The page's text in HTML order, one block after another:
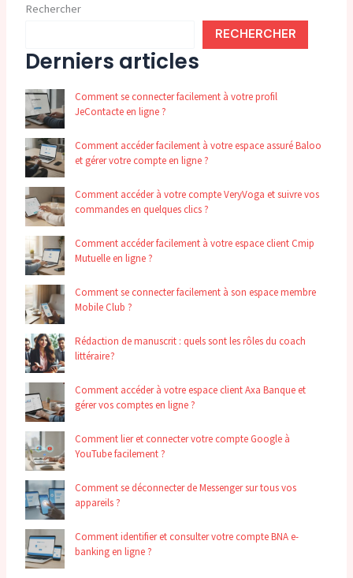
Rechercher
RECHERCHER
Derniers articles
Comment se connecter facilement à votre profil
JeContacte en ligne ?
Comment accéder facilement à votre espace assuré Baloo
et gérer votre compte en ligne ?
Comment accéder à votre compte VeryVoga et suivre vos
commandes en quelques clics ?
Comment accéder facilement à votre espace client Cmip
Mutuelle en ligne ?
Comment se connecter facilement à son espace membre
Mobile Club ?
Rédaction de manuscrit : quels sont les rôles du coach
littéraire ?
Comment accéder à votre espace client Axa Banque et
gérer vos comptes en ligne ?
Comment lier et connecter votre compte Google à
YouTube facilement ?
Comment se déconnecter de Messenger sur tous vos
appareils ?
Comment identifier et consulter votre compte BNA e-
banking en ligne ?